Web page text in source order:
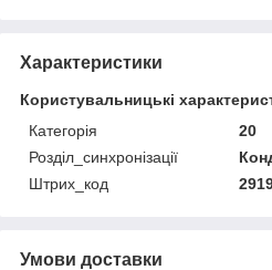
Характеристики
Користувальницькі
Категорія
20
Розділ_синхронізації
Штрих_код
Умови доставки